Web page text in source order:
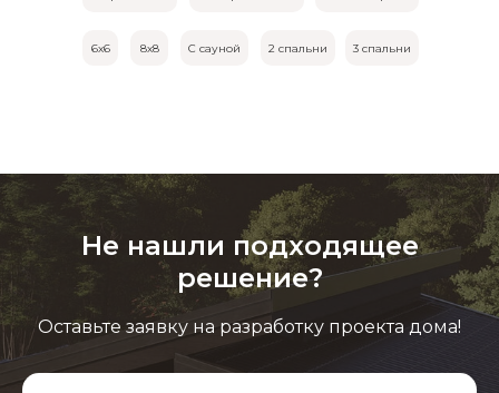
6х6 8х8 3 спальни
2 спальни
С сауной
Не нашли подходящее
решение?
Оставьте заявку на разработку проекта дома!